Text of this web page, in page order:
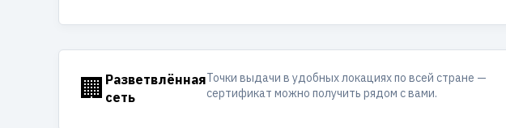
🏢 Разветвлённая
сеть
Точки выдачи в удобных локациях по всей стране —
сертификат можно получить рядом с вами.